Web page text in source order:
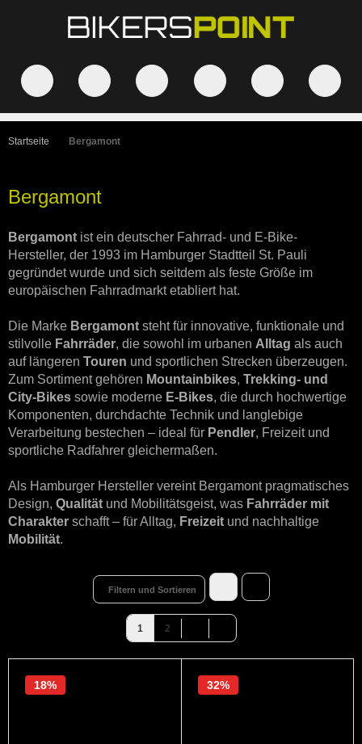
Startseite Bergamont
Bergamont
Bergamont ist ein deutscher Fahrrad- und E-Bike-
Hersteller, der 1993 im Hamburger Stadtteil St. Pauli
gegründet wurde und sich seitdem als feste Größe im
europäischen Fahrradmarkt etabliert hat.
Die Marke Bergamont steht für innovative, funktionale und
stilvolle Fahrräder, die sowohl im urbanen Alltag als auch
auf längeren Touren und sportlichen Strecken überzeugen.
Zum Sortiment gehören Mountainbikes, Trekking- und
City-Bikes sowie moderne E-Bikes, die durch hochwertige
Komponenten, durchdachte Technik und langlebige
Verarbeitung bestechen – ideal für Pendler, Freizeit und
sportliche Radfahrer gleichermaßen.
Als Hamburger Hersteller vereint Bergamont pragmatisches
Design, Qualität und Mobilitätsgeist, was Fahrräder mit
Charakter schafft – für Alltag, Freizeit und nachhaltige
Mobilität.
Filtern und Sortieren
1 2
18% 32%